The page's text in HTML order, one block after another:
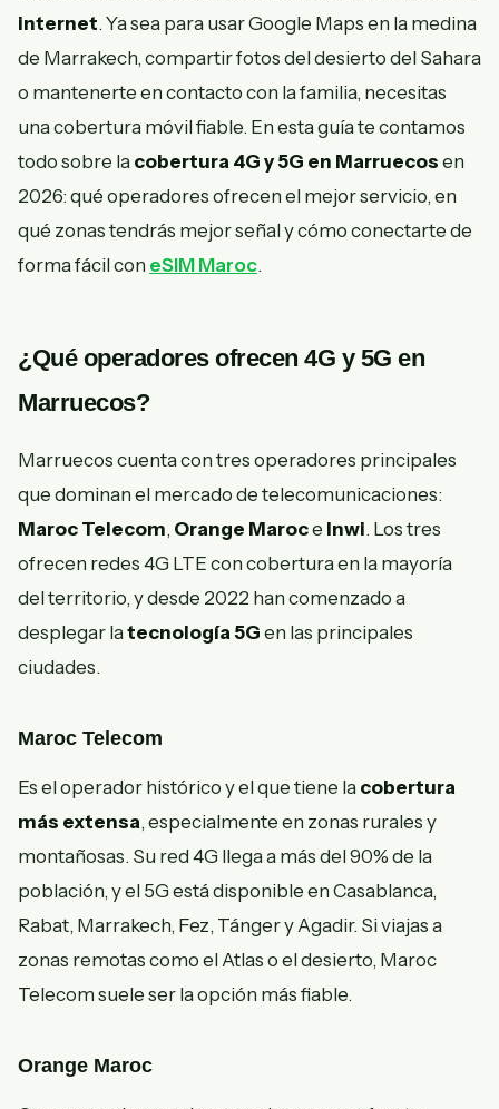
internet. Ya sea para usar Google Maps en la medina
de Marrakech, compartir fotos del desierto del Sahara
o mantenerte en contacto con la familia, necesitas
una cobertura móvil fiable. En esta guía te contamos
todo sobre la cobertura 4G y 5G en Marruecos en
2026: qué operadores ofrecen el mejor servicio, en
qué zonas tendrás mejor señal y cómo conectarte de
forma fácil con eSIM Maroc.
¿Qué operadores ofrecen 4G y 5G en
Marruecos?
Marruecos cuenta con tres operadores principales
que dominan el mercado de telecomunicaciones:
Maroc Telecom, Orange Maroce Inwi. Los tres
ofrecen redes 4G LTE con cobertura en la mayoría
del territorio, y desde 2022 han comenzado a
desplegar latecnología 5G en las principales
ciudades.
Maroc Telecom
Es el operador histórico y el que tiene la cobertura
más extensa, especialmente en zonas rurales y
montañosas. Su red 4G llega a más del 90% de la
población, y el 5G está disponible en Casablanca,
Rabat, Marrakech, Fez, Tánger y Agadir. Si viajas a
zonas remotas como el Atlas o el desierto, Maroc
Telecom suele ser la opción más fiable.
Orange Maroc